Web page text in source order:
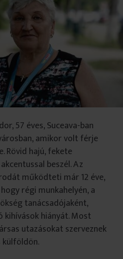
57 éves, Suceava-ban
amikor volt férje
Rövid hajú, fekete
beszél. Az
működteti már 12 éve,
régi munkahelyén, a
tanácsadójaként,
hiányát. Most
utazásokat szerveznek
külföldön.